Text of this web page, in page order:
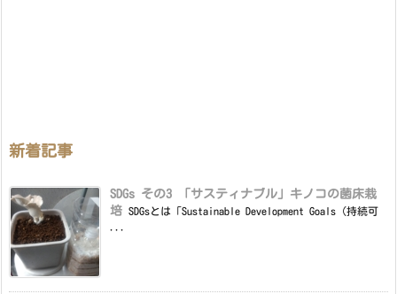
新着記事
SDGs その3 「サスティナブル」キノコの菌床栽
培 SDGsとは「Sustainable Development Goals（持続可